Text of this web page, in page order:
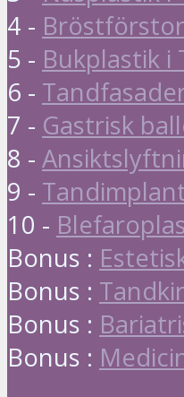
4 -
5 - Bukplastik i
6 -
7 - Gastrisk
8 -
9 -
10 -
Bonus :
Bonus :
Bonus :
Bonus :